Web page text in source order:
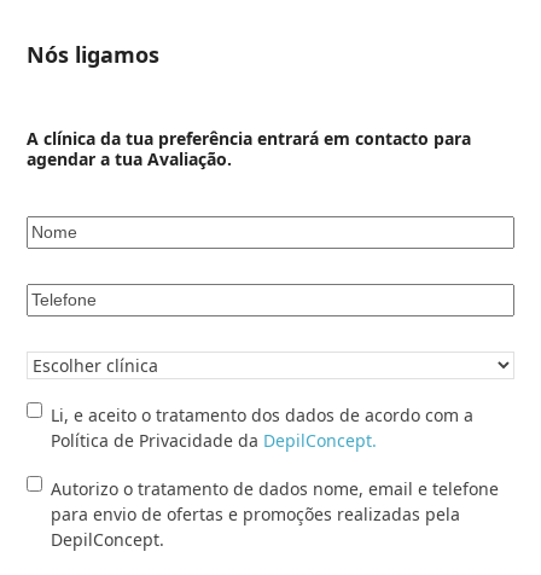
Nós ligamos
A clínica da tua preferência entrará em contacto para
agendar a tua Avaliação.
Nome*
Telefone*
Clínica
Li,
o
tratamento
dos
Li, e aceito o tratamento dos dados de acordo com a
Política de Privacidade da DepilConcept.
Autorizo
tratamento
Autorizo o tratamento de dados nome, email e telefone
para envio de ofertas e promoções realizadas pela
DepilConcept.